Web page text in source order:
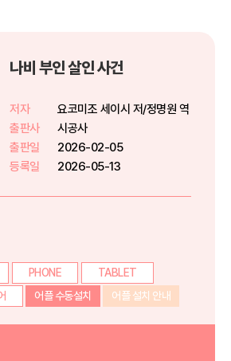
나비 부인 살인 사건
저자
요코미조 세이시 저/정명원 역
출판사
시공사
출판일
2026-02-05
등록일
2026-05-13
PHONE
TABLET
어플 수동설치 어플 설치 안내